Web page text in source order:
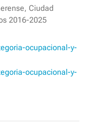
Ciudad
2016-2025
ocupacional-y-
ocupacional-y-